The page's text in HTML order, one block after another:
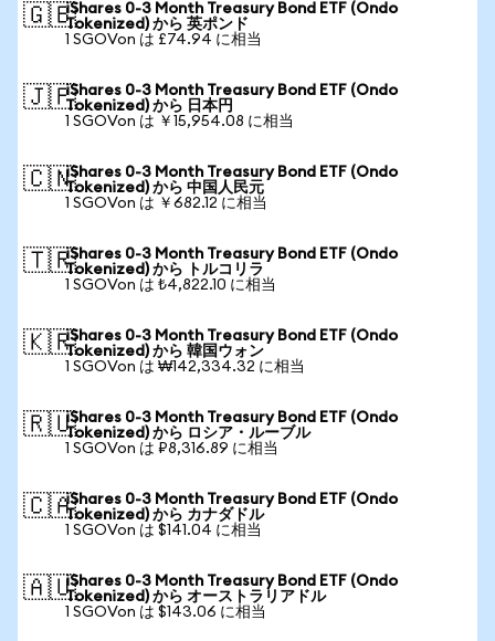
🇬🇧iShares 0-3 Month Treasury Bond ETF (Ondo
Tokenized) から 英ポンド
1 SGOVon は £74.94 に相当
🇯🇵iShares 0-3 Month Treasury Bond ETF (Ondo
Tokenized) から 日本円
1 SGOVon は ￥15,954.08 に相当
🇨🇳iShares 0-3 Month Treasury Bond ETF (Ondo
Tokenized) から 中国人民元
1 SGOVon は ￥682.12 に相当
🇹🇷iShares 0-3 Month Treasury Bond ETF (Ondo
Tokenized) から トルコリラ
1 SGOVon は ₺4,822.10 に相当
🇰🇷iShares 0-3 Month Treasury Bond ETF (Ondo
Tokenized) から 韓国ウォン
1 SGOVon は ₩142,334.32 に相当
🇷🇺iShares 0-3 Month Treasury Bond ETF (Ondo
Tokenized) から ロシア・ルーブル
1 SGOVon は ₽8,316.89 に相当
🇨🇦iShares 0-3 Month Treasury Bond ETF (Ondo
Tokenized) から カナダドル
1 SGOVon は $141.04 に相当
🇦🇺iShares 0-3 Month Treasury Bond ETF (Ondo
Tokenized) から オーストラリアドル
1 SGOVon は $143.06 に相当